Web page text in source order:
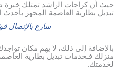
حيث أن كراجات الراشد تمتلك خبرة
تبديل بطارية العاصمة المجهز
سارع بالإتصال
بالإضافة إلى ذلك، لا يهم مكان
منزلك فـخدمات تبديل بطارية
لخدمتك.